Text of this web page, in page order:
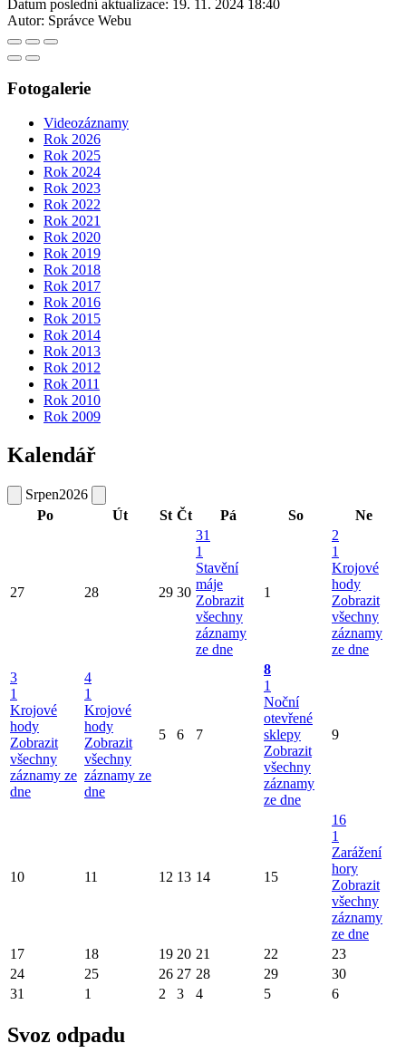
Datum poslední aktualizace: 19. 11. 2024 18:40
Autor: Správce Webu
Fotogalerie
Videozáznamy
Rok 2026
Rok 2025
Rok 2024
Rok 2023
Rok 2022
Rok 2021
Rok 2020
Rok 2019
Rok 2018
Rok 2017
Rok 2016
Rok 2015
Rok 2014
Rok 2013
Rok 2012
Rok 2011
Rok 2010
Rok 2009
Kalendář
Srpen2026
Po
Út St Čt Pá So Ne
27 28 29 30
31
1
Stavění
máje
Zobrazit
všechny
záznamy
ze dne
1
2
1
Krojové
hody
Zobrazit
všechny
záznamy
ze dne
3
1
Krojové
hody
Zobrazit
všechny
záznamy ze
dne
4
1
Krojové
hody
Zobrazit
všechny
záznamy ze
dne
5 6 7
8
1
Noční
otevřené
sklepy
Zobrazit
všechny
záznamy
ze dne
9
10 11 12 13 14 15
16
1
Zarážení
hory
Zobrazit
všechny
záznamy
ze dne
17
18 19 20 21 22
23
24
25 26 27 28 29
30
31
1 2 3 4 5 6
Svoz odpadu